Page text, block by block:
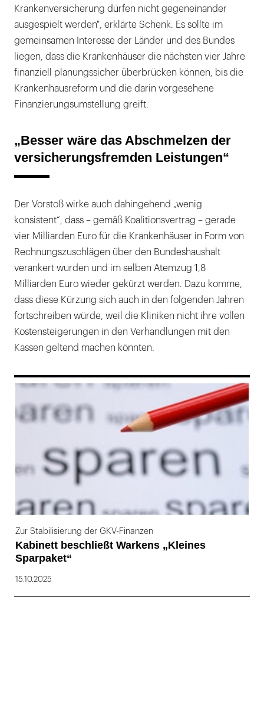
Krankenversicherung dürfen nicht gegeneinander
ausgespielt werden", erklärte Schenk. Es sollte im
gemeinsamen Interesse der Länder und des Bundes
liegen, dass die Krankenhäuser die nächsten vier Jahre
finanziell planungssicher überbrücken können, bis die
Krankenhausreform und die darin vorgesehene
Finanzierungsumstellung greift.
„Besser wäre das Abschmelzen der
versicherungsfremden Leistungen“
Der Vorstoß wirke auch dahingehend „wenig
konsistent“, dass – gemäß Koalitionsvertrag – gerade
vier Milliarden Euro für die Krankenhäuser in Form von
Rechnungszuschlägen über den Bundeshaushalt
verankert wurden und im selben Atemzug 1,8
Milliarden Euro wieder gekürzt werden. Dazu komme,
dass diese Kürzung sich auch in den folgenden Jahren
fortschreiben würde, weil die Kliniken nicht ihre vollen
Kostensteigerungen in den Verhandlungen mit den
Kassen geltend machen könnten.
Zur Stabilisierung der GKV-Finanzen
Kabinett beschließt Warkens „Kleines
Sparpaket“
15.10.2025